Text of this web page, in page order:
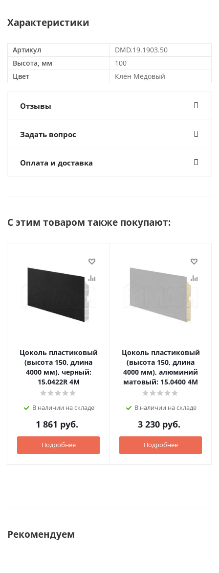
Характеристики
Артикул
DMD.19.1903.50
Высота, мм
100
Цвет
Клен Медовый
Отзывы
Задать вопрос
Оплата и доставка
С этим товаром также покупают:
Цоколь пластиковый
(высота 150, длина
4000 мм), черный:
15.0422R 4M
В наличии на складе
1 861 руб.
Подробнее
Цоколь пластиковый
(высота 150, длина
4000 мм), алюминий
матовый: 15.0400 4M
В наличии на складе
3 230руб.
Подробнее
Рекомендуем